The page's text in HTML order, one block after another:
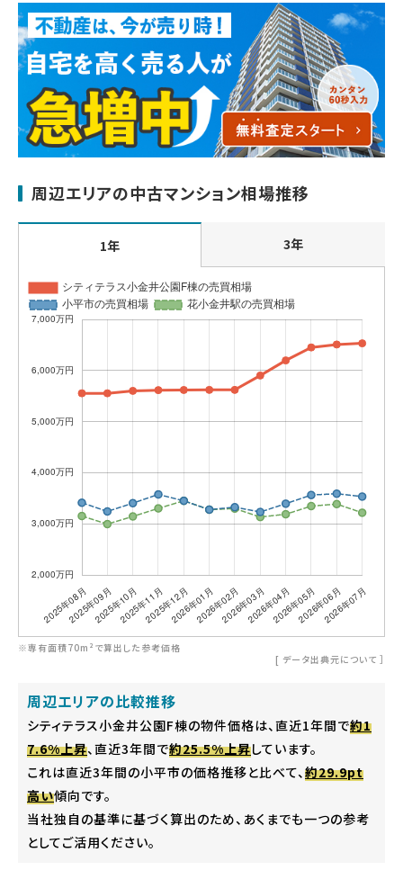
周辺エリアの中古マンション相場推移
1年 3年
※専有面積70m²で算出した参考価格
[ データ出典元について ］
周辺エリアの比較推移
シティテラス小金井公園F棟の物件価格は、直近1年間で約1
7.6%上昇、直近3年間で約25.5%上昇しています。
これは直近3年間の小平市の価格推移と比べて、約29.9pt
高い傾向です。
当社独自の基準に基づく算出のため、あくまでも一つの参考
としてご活用ください。